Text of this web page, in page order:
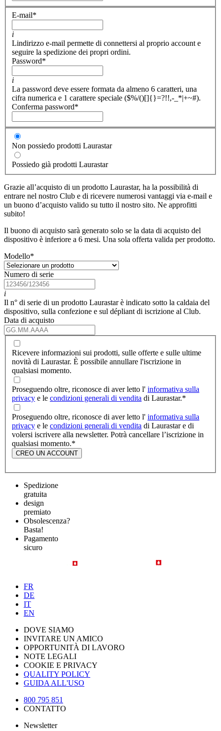
E-mail*
i
Lindirizzo e-mail permette di connettersi al proprio account e
seguire la spedizione dei propri ordini.
Password*
i
La password deve essere formata da almeno 6 caratteri, una
cifra numerica e 1 carattere speciale ($%/()[]{}=?!!,-_*|+~#).
Conferma password*
Non possiedo prodotti Laurastar
Possiedo già prodotti Laurastar
Grazie all’acquisto di un prodotto Laurastar, ha la possibilità di
entrare nel nostro Club e di ricevere numerosi vantaggi via e-mail e
un buono d’acquisto valido su tutto il nostro sito. Ne approfitti
subito!
Il buono di acquisto sarà generato solo se la data di acquisto del
dispositivo è inferiore a 6 mesi. Una sola offerta valida per prodotto.
Modello*
Numero di serie
i
Il n° di serie di un prodotto Laurastar è indicato sotto la caldaia del
dispositivo, sulla confezione e sul dépliant di iscrizione al Club.
Data di acquisto
Ricevere informazioni sui prodotti, sulle offerte e sulle ultime
novità di Laurastar. È possibile annullare l'iscrizione in
qualsiasi momento.
Proseguendo oltre, riconosce di aver letto l' informativa sulla
privacy e le condizioni generali di vendita di Laurastar.*
Proseguendo oltre, riconosce di aver letto l' informativa sulla
privacy e le condizioni generali di vendita di Laurastar e di
volersi iscrivere alla newsletter. Potrà cancellare l’iscrizione in
qualsiasi momento.*
CREO UN ACCOUNT
Spedizione
gratuita
design
premiato
Obsolescenza?
Basta!
Pagamento
sicuro
FR
DE
IT
EN
DOVE SIAMO
INVITARE UN AMICO
OPPORTUNITÀ DI LAVORO
NOTE LEGALI
COOKIE E PRIVACY
QUALITY POLICY
GUIDA ALL'USO
800 795 851
CONTATTO
Newsletter